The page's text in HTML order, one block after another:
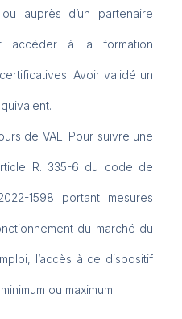
auprès d’un partenaire
accéder à la formation
Avoir validé un
de VAE. Pour suivre une
R. 335-6 du code de
1598 portant mesures
du marché du
l’accès à ce dispositif
ou maximum.